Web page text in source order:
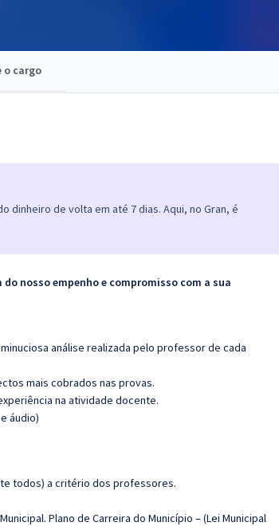
o cargo
dinheiro de volta em até 7 dias. Aqui, no Gran, é
nosso empenho e compromisso com a sua
análise realizada pelo professor de cada
mais cobrados nas provas.
na atividade docente.
áudio)
todos) a critério dos professores.
Plano de Carreira do Município – (Lei Municipal